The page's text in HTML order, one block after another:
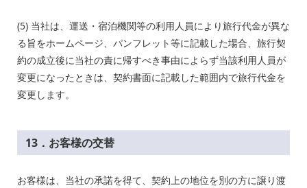
(5) 当社は、運送・宿泊機関等の利用人員により旅行代金が異な
る旨をホームページ、パンフレット等に記載した場合、旅行契
約の成立後に当社の責に帰すべき事由によらず当該利用人員が
変更になったときは、契約書面に記載した範囲内で旅行代金を
変更します。
13．お客様の交替
お客様は、当社の承諾を得て、契約上の地位を別の方に譲り渡